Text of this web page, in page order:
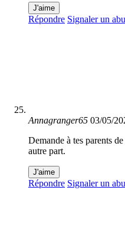
J'aime
Répondre Signaler un
Annagranger65 03/05/
Demande à tes parents
autre part.
J'aime
Répondre Signaler un